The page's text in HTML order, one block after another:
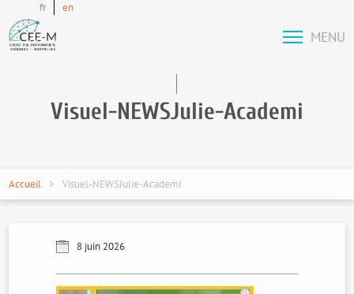
fr en
MENU
Visuel-NEWSJulie-Academi
Accueil Visuel-NEWSJulie-Academi
8 juin 2026